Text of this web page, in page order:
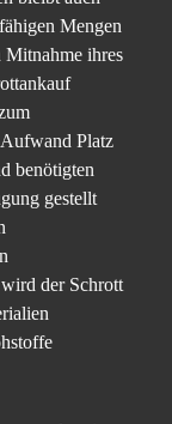
Mengen
ihres
Platz
benötigten
gestellt
der Schrott